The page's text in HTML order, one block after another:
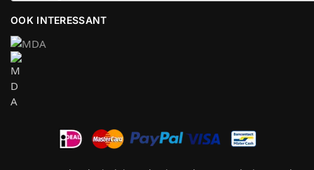
OOK INTERESSANT